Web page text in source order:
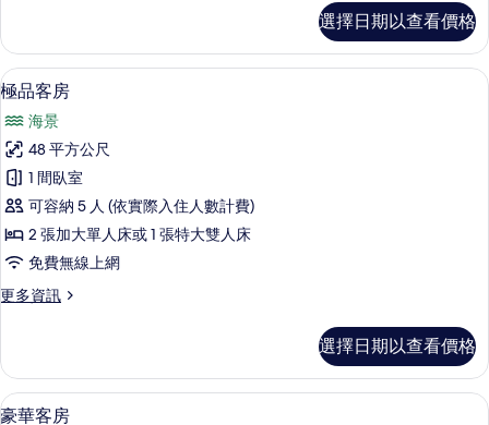
所
有
相
片
Guaranteed
View
(Ocean
Twin
Room)
的
詳
情
選擇日期以查看價格
顯
示
極
品
客
房
的
所
有
片
客房內保險箱、書桌、免費無線上網、
11
極品客房
海景
48 平方公尺
1 間臥室
可容納 5 人 (依實際入住人數計費)
2 張加大單人床或 1 張特大雙人床
免費無線上網
更多資訊
更
客
房
的
選擇日期以查看價格
顯
客房內保險箱、書桌、免費無線上網、
12
豪華客房